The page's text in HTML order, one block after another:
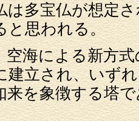
は多宝仏が想定
と思われる。
空海による新方
建立され、いず
来を象徴する塔